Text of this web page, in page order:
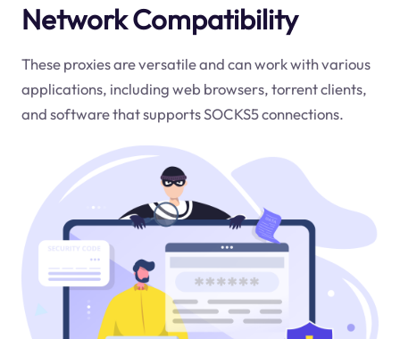
Network Compatibility
These proxies are versatile and can work with various
applications, including web browsers, torrent clients,
and software that supports SOCKS5 connections.